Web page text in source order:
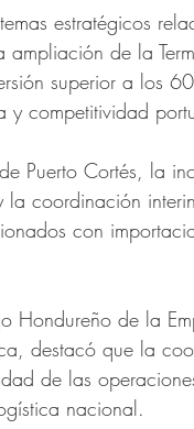
estratégicos
ampliación de la
superior a los
y competitividad
Puerto Cortés, la
coordinación
con
Hondureño de la
destacó que la
de las
nacional.